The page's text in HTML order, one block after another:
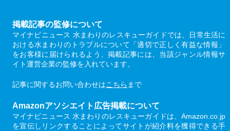
掲載記事の監修について
マイナビニュース 水まわりのレスキューガイドでは、日常生活に
おける水まわりのトラブルについて「適切で正しく有益な情報」
をお客様に届けられるよう、掲載記事には、当該ジャンル情報サ
イト運営企業の監修を入れています。
記事に関するお問い合わせはこちら まで
Amazonアソシエイト広告掲載について
マイナビニュース 水まわりのレスキューガイドは、Amazon.co.jp
を宣伝しリンクすることによってサイトが紹介料を獲得できる手